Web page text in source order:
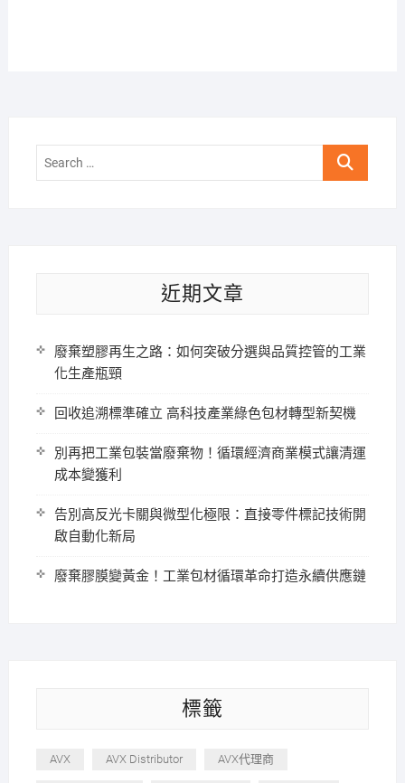
Search
近期文章
廢棄塑膠再生之路：如何突破分選與品質控管的工業
化生產瓶頸
回收追溯標準確立 高科技產業綠色包材轉型新契機
別再把工業包裝當廢棄物！循環經濟商業模式讓清運
成本變獲利
告別高反光卡關與微型化極限：直接零件標記技術開
啟自動化新局
廢棄膠膜變黃金！工業包材循環革命打造永續供應鏈
標籤
AVX AVX Distributor AVX代理商